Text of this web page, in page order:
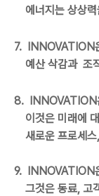
에너지는 상상력
7. INNOVATION
예산 삭감과 조
8. INNOVATION
이것은 미래에
새로운 프로세스
9. INNOVATION
그것은 동료, 고